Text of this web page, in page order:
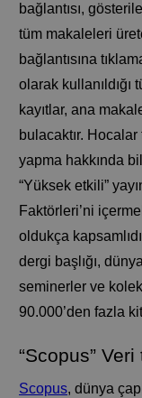
bağlantısı,
tüm makaleleri
bağlantısına
olarak
kayıtlar, ana
bulacaktır. Hocalar
yapma hakkında
“Yüksek etkili”
Faktörleri’ni
oldukça
dergi başlığı,
seminerler ve
90.000’den fazla
“Scopus” Veri
Scopus, dünya